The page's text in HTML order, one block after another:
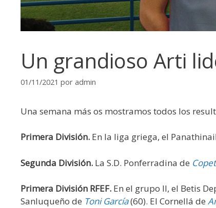
Un grandioso Arti
01/11/2021 por admin
Una semana más os mostramos todos los
Primera División. En la liga griega, el
Segunda División. La S.D. Ponferradina de
Primera División RFEF. En el grupo II, el Betis
Sanluqueño de Toni García(60). El Cornellá de